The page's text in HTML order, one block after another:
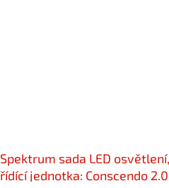
Spektrum sada LED osvětlení,
řídící jednotka: Conscendo